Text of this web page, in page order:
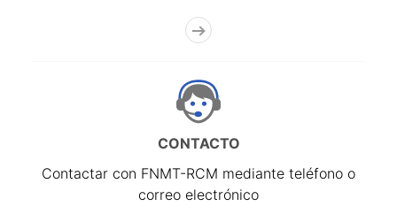
CONTACTO
Contactar con FNMT-RCM mediante teléfono o
correo electrónico